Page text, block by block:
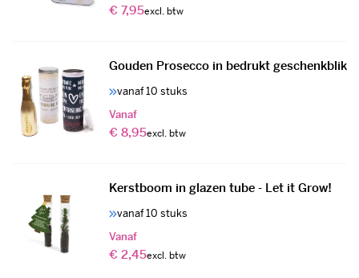
€ 7,95
Gouden Prosecco in bedrukt geschenkblik
vanaf 10 stuks
Vanaf
€ 8,95
Kerstboom in glazen tube - Let it Grow!
vanaf 10 stuks
Vanaf
€ 2,45